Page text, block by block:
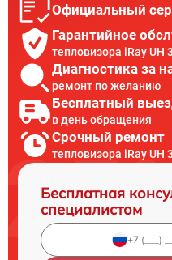
Официальный
Гарантийное
тепловизора iRay UH
Диагностика за
ремонт по желанию
Бесплатный
в день обращения
Срочный ремонт
тепловизора iRay UH
Бесплатная
специалистом